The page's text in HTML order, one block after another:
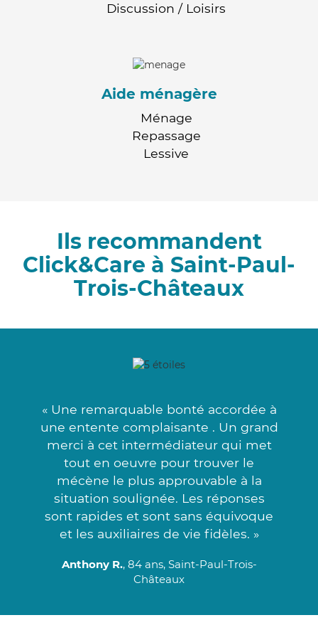
Discussion / Loisirs
Aide ménagère
Ménage
Repassage
Lessive
Ils recommandent
Click&Care à Saint-Paul-
Trois-Châteaux
« Une remarquable bonté accordée à
une entente complaisante . Un grand
merci à cet intermédiateur qui met
tout en oeuvre pour trouver le
mécène le plus approuvable à la
situation soulignée. Les réponses
sont rapides et sont sans équivoque
et les auxiliaires de vie fidèles. »
Anthony R., 84 ans, Saint-Paul-Trois-
Châteaux